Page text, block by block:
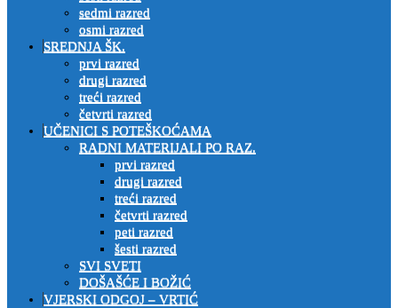
sedmi razred
osmi razred
SREDNJA ŠK.
prvi razred
drugi razred
treći razred
četvrti razred
UČENICI S POTEŠKOĆAMA
RADNI MATERIJALI PO RAZ.
prvi razred
drugi razred
treći razred
četvrti razred
peti razred
šesti razred
SVI SVETI
DOŠAŠĆE I BOŽIĆ
VJERSKI ODGOJ – VRTIĆ